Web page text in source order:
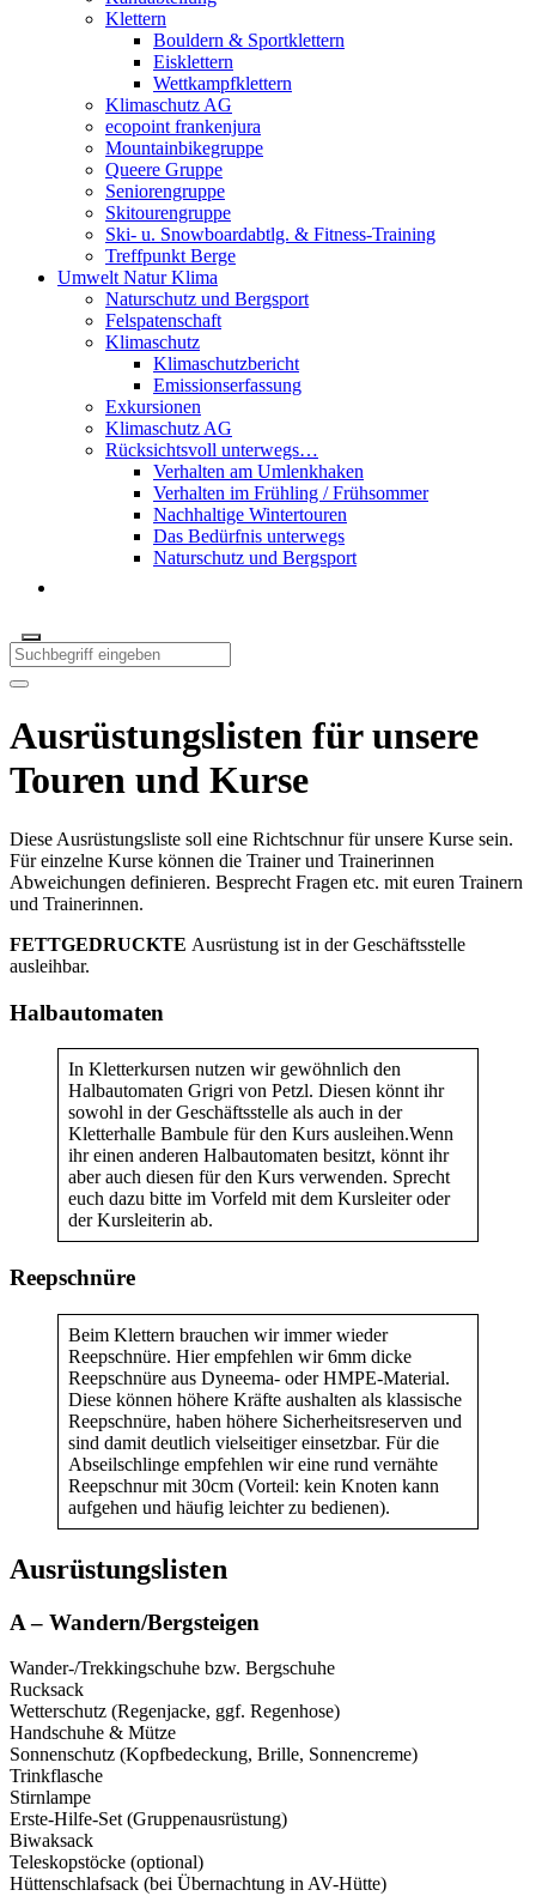
Klettern
Bouldern & Sportklettern
Eisklettern
Wettkampfklettern
Klimaschutz AG
ecopoint frankenjura
Mountainbikegruppe
Queere Gruppe
Seniorengruppe
Skitourengruppe
Ski- u. Snowboardabtlg. & Fitness-Training
Treffpunkt Berge
Umwelt Natur Klima
Naturschutz und Bergsport
Felspatenschaft
Klimaschutz
Klimaschutzbericht
Emissionserfassung
Exkursionen
Klimaschutz AG
Rücksichtsvoll unterwegs…
Verhalten am Umlenkhaken
Verhalten im Frühling / Frühsommer
Nachhaltige Wintertouren
Das Bedürfnis unterwegs
Naturschutz und Bergsport
Ausrüstungslisten für unsere
Touren und Kurse
Diese Ausrüstungsliste soll eine Richtschnur für unsere Kurse sein.
Für einzelne Kurse können die Trainer und Trainerinnen
Abweichungen definieren. Besprecht Fragen etc. mit euren Trainern
und Trainerinnen.
FETTGEDRUCKTE Ausrüstung ist in der Geschäftsstelle
ausleihbar.
Halbautomaten
In Kletterkursen nutzen wir gewöhnlich den
Halbautomaten Grigri von Petzl. Diesen könnt ihr
sowohl in der Geschäftsstelle als auch in der
Kletterhalle Bambule für den Kurs ausleihen.Wenn
ihr einen anderen Halbautomaten besitzt, könnt ihr
aber auch diesen für den Kurs verwenden. Sprecht
euch dazu bitte im Vorfeld mit dem Kursleiter oder
der Kursleiterin ab.
Reepschnüre
Beim Klettern brauchen wir immer wieder
Reepschnüre. Hier empfehlen wir 6mm dicke
Reepschnüre aus Dyneema- oder HMPE-Material.
Diese können höhere Kräfte aushalten als klassische
Reepschnüre, haben höhere Sicherheitsreserven und
sind damit deutlich vielseitiger einsetzbar. Für die
Abseilschlinge empfehlen wir eine rund vernähte
Reepschnur mit 30cm (Vorteil: kein Knoten kann
aufgehen und häufig leichter zu bedienen).
Ausrüstungslisten
A – Wandern/Bergsteigen
Wander-/Trekkingschuhe bzw. Bergschuhe
Rucksack
Wetterschutz (Regenjacke, ggf. Regenhose)
Handschuhe & Mütze
Sonnenschutz (Kopfbedeckung, Brille, Sonnencreme)
Trinkflasche
Stirnlampe
Erste-Hilfe-Set (Gruppenausrüstung)
Biwaksack
Teleskopstöcke (optional)
Hüttenschlafsack (bei Übernachtung in AV-Hütte)